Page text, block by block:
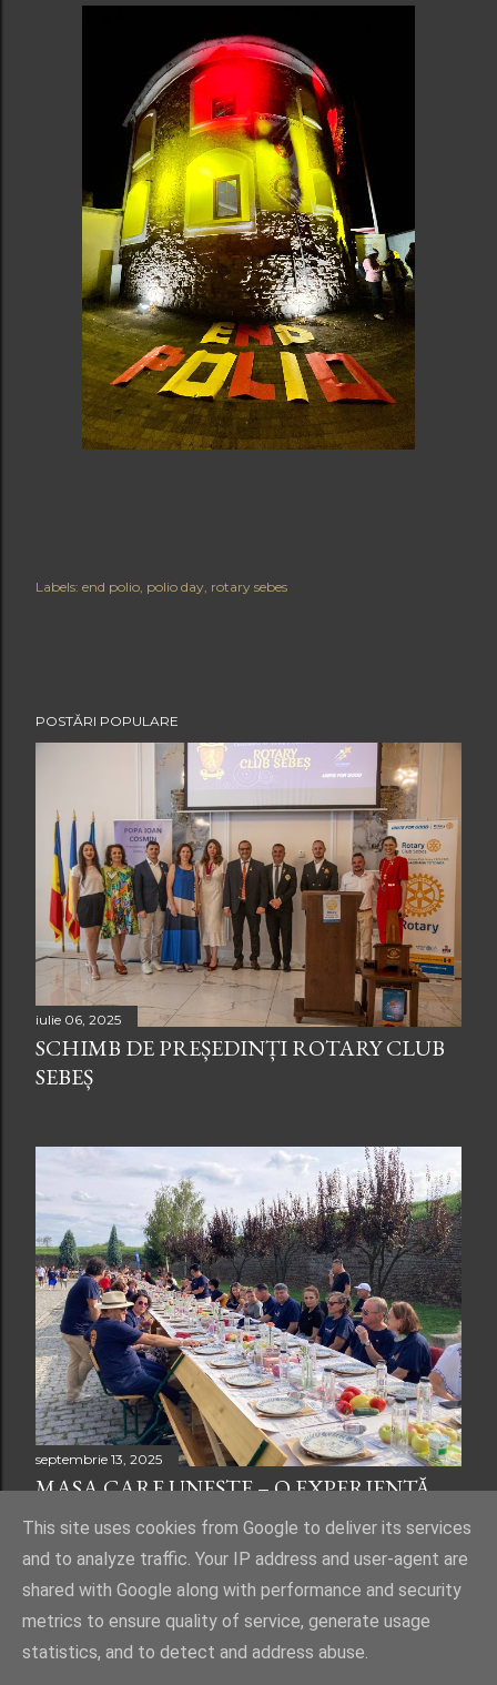
Labels: end polio polio day rotary sebes
POSTĂRI POPULARE
iulie 06, 2025
SCHIMB DE PREȘEDINȚI ROTARY CLUB
SEBEȘ
septembrie 13, 2025
MASA CARE UNEȘTE – O EXPERIENȚĂ
DE NEUITAT!
Un produs Blogger
This site uses cookies from Google to deliver its services
and to analyze traffic. Your IP address and user-agent are
shared with Google along with performance and security
metrics to ensure quality of service, generate usage
statistics, and to detect and address abuse.